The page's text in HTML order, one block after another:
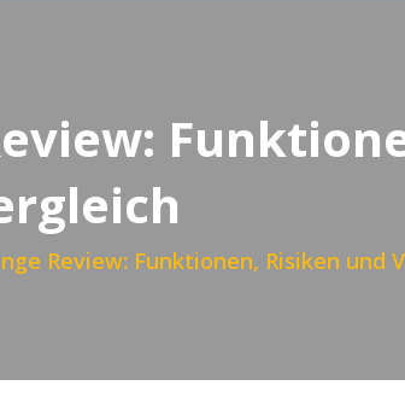
Review: Funktionen, Risiken und